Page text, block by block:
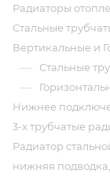
Радиаторы
Стальные
Вертикальные и
— Стальные
—
Нижнее
3-х трубчатые
Радиатор
нижняя